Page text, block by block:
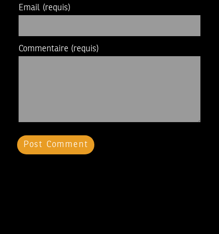
Email (requis)
Commentaire (requis)